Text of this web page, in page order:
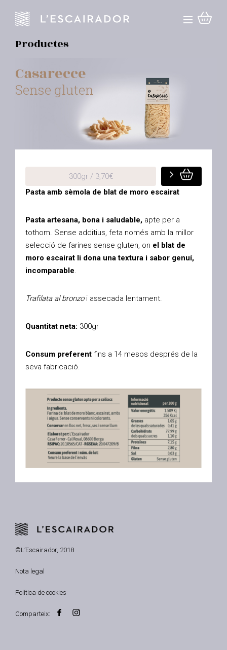
Productes
Casarecce
Sense gluten
300gr / 3,70€
Pasta amb sèmola de blat de moro escairat
Pasta artesana, bona i saludable, apte per a
tothom. Sense additius, feta només amb la millor
selecció de farines sense gluten, on el blat de
moro escairat li dona una textura i sabor genuí,
incomparable.
Trafilata al bronzoi assecada lentament.
Quantitat neta: 300gr
Consum preferent fins a 14 mesos després de la
seva fabricació.
©L’Escairador, 2018
Nota legal
Política de cookies
Comparteix: